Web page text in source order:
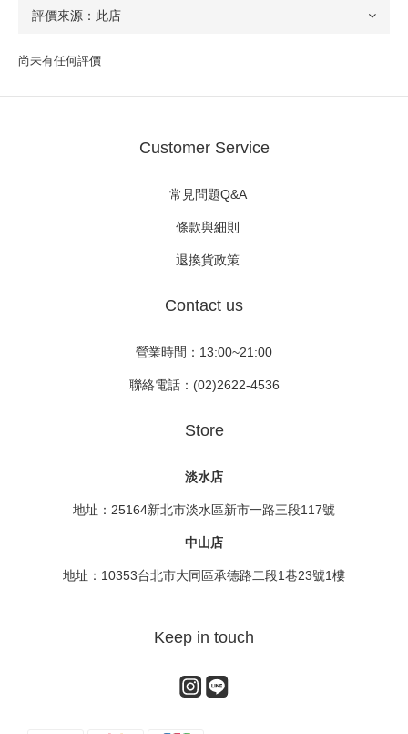
尚未有任何評價
Customer Service
常見問題Q&A
條款與細則
退換貨政策
Contact us
營業時間：13:00~21:00
聯絡電話：(02)2622-4536
Store
淡水店
地址：25164新北市淡水區新市一路三段117號
中山店
地址：10353台北市大同區承德路二段1巷23號1樓
Keep in touch